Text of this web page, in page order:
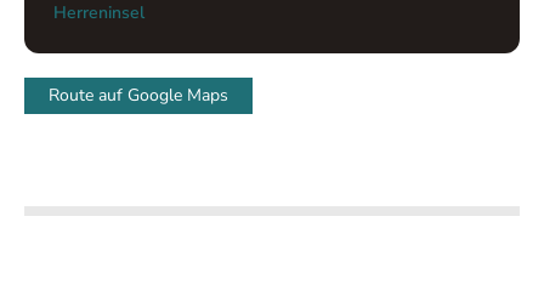
Herreninsel
Route auf Google Maps